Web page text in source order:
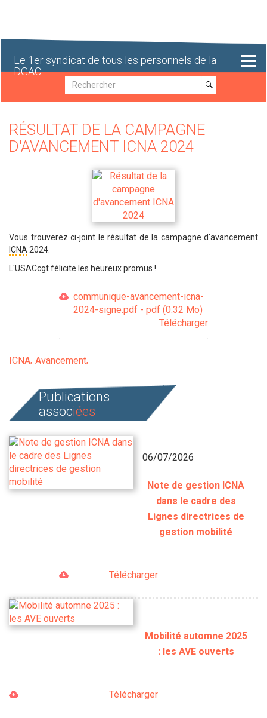
Le 1er syndicat de tous les personnels de la
DGAC
Recherche
Recherche
RÉSULTAT DE LA CAMPAGNE
D'AVANCEMENT ICNA 2024
Vous trouverez ci-joint le résultat de la campagne d'avancement
ICNA 2024.
L'USACcgt félicite les heureux promus !
communique-avancement-icna-
2024-signe.pdf - pdf (0.32 Mo)
Télécharger
ICNA Avancement
Publications
associées
06/07/2026
Note de gestion ICNA
dans le cadre des
Lignes directrices de
gestion mobilité
Télécharger
Mobilité automne 2025
: les AVE ouverts
Télécharger